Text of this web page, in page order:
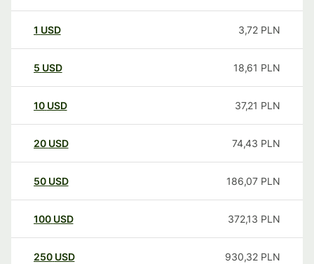
1 USD 3,72 PLN
5 USD 18,61 PLN
10 USD 37,21 PLN
20 USD 74,43 PLN
50 USD 186,07 PLN
100 USD 372,13 PLN
250 USD 930,32 PLN